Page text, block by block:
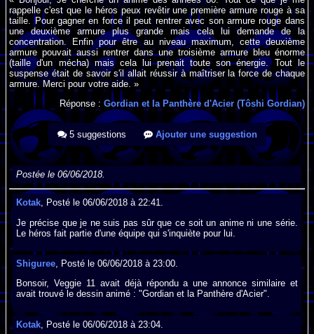
rappelle c'est que le héros peux revêtir une première armure rouge à sa
taille. Pour gagner en force il peut rentrer avec son armure rouge dans
une deuxième armure plus grande mais cela lui demande de la
concentration. Enfin pour être au niveau maximum, cette deuxième
armure pouvait aussi rentrer dans une troisième armure bleu énorme
(taille d'un mécha) mais cela lui prenait toute son énergie. Tout le
suspense était de savoir s'il allait réussir à maîtriser la force de chaque
armure. Merci pour votre aide. »
Réponse : Gordian et la Panthère d'Acier (Tôshi Gordian)
5 suggestions Ajouter une suggestion
Postée le 06/06/2018.
Kotak, Posté le 06/06/2018 à 22:41.
Je précise que je ne suis pas sûr que ce soit un anime ni une série.
Le héros fait partie d'une équipe qui s'inquiète pour lui.
Shiguree, Posté le 06/06/2018 à 23:00.
Bonsoir, Veggie 11 avait déjà répondu a une annonce similaire et
avait trouvé le dessin animé : "Gordian et la Panthère d'Acier".
Kotak , Posté le 06/06/2018 à 23:04.